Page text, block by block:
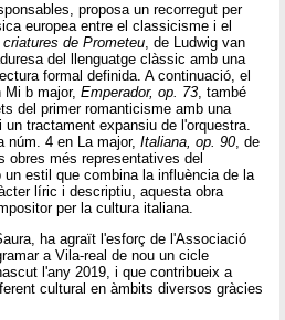
proposa un recorregut per
europea entre el classicisme i el
criatures de Prometeu, de Ludwig van
del llenguatge clàssic amb una
formal definida. A continuació, el
Mi b major,Emperador, op. 73, també
del primer romanticisme amb una
tractament expansiu de l'orquestra.
núm. 4 en La major,Italiana, op. 90, de
obres més representatives del
estil que combina la influència de la
líric i descriptiu, aquesta obra
per la cultura italiana.
ha agraït l'esforç de l'Associació
a Vila-real de nou un cicle
l'any 2019, i que contribueix a
cultural en àmbits diversos gràcies